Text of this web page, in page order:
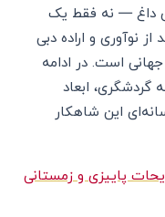
داغ — نه فقط یک
نوآوری و اراده دبی
است. در ادامه
گردشگری، ابعاد
این شاهکار
پاییزی و زمستانی